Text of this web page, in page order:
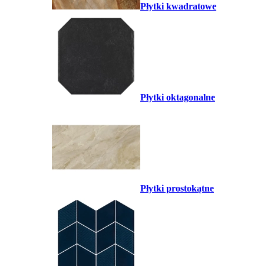
Płytki kwadratowe
Płytki oktagonalne
Płytki prostokątne